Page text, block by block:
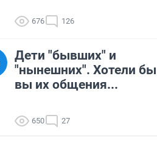
676 126
Дети "бывших" и
"нынешних". Хотели бы
вы их общения...
650 27